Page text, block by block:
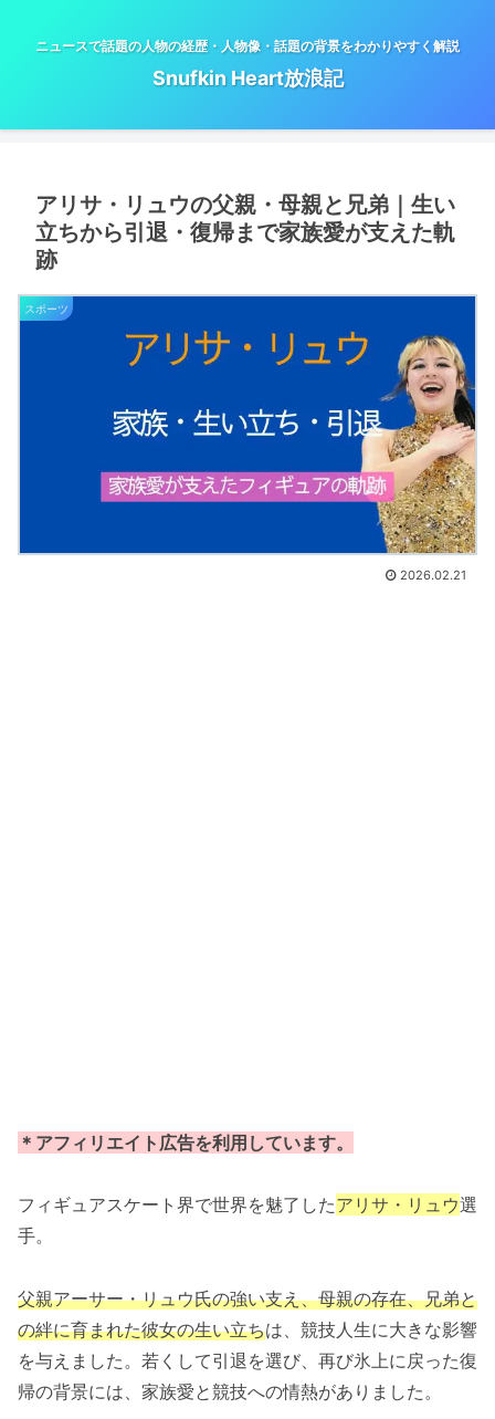
ニュースで話題の人物の経歴・人物像・話題の背景をわかりやすく解説
Snufkin Heart放浪記
アリサ・リュウの父親・母親と兄弟｜生い
立ちから引退・復帰まで家族愛が支えた軌
跡
スポーツ
2026.02.21
＊アフィリエイト広告を利用しています。
フィギュアスケート界で世界を魅了したアリサ・リュウ選
手。
父親アーサー・リュウ氏の強い支え、母親の存在、兄弟と
の絆に育まれた彼女の生い立ちは、競技人生に大きな影響
を与えました。若くして引退を選び、再び氷上に戻った復
帰の背景には、家族愛と競技への情熱がありました。